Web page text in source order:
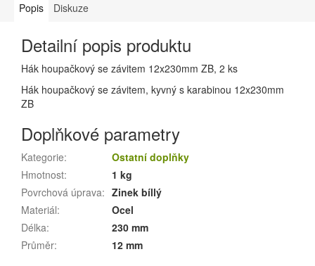
Popis Diskuze
Detailní popis produktu
Hák houpačkový se závitem 12x230mm ZB, 2 ks
Hák houpačkový se závitem, kyvný s karabinou 12x230mm
ZB
Doplňkové parametry
Kategorie:
Ostatní doplňky
Hmotnost:
1 kg
Povrchová úprava: Zinek bíllý
Materiál:
Ocel
Délka:
230 mm
Průměr: 12 mm